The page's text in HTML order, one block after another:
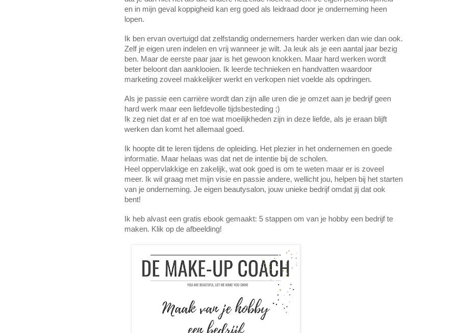
en in mijn geval koppigheid kan erg goed als leidraad door je onderneming heen
lopen.
Ik ben ervan overtuigd dat zelfstandig ondernemers harder werken dan wie dan ook.
Zelf je eigen uren indelen en vrij wanneer je wilt. Ja leuk als je een aantal jaar bezig
ben. Maar de eerste paar jaar is het gewoon knokken. Maar hard werken wordt
beter beloont dan aanklooien. Ik leerde technieken en handvatten waardoor
marketing zoveel makkelijker werkt en verkopen niet voelde als opdringen.
Als je passie een carrière wordt dan zijn alle uren die je omzet aan je bedrijf geen
hard werk maar een liefdevolle tijdsbesteding ;)
Ik zeg niet dat er af en toe wat moeilijkheden zijn in deze liefde, als je eraan blijft
werken dan komt het allemaal goed.
Ik hoopte dit te leren tijdens de opleiding. Het plezier in het ondernemen en goede
informatie. Maar helaas was dat net de intentie bij de scholen.
Heel oppervlakkige en zakelijk, wat ook goed is om te weten maar er is zoveel
meer. Ik wil graag met mijn visie en passie andere, wellicht jou, helpen bij het starten
van je onderneming. Je eigen beautysalon, jouw unieke bedrijf omdat jij dat ook
bent!
Ik heb alvast een gratis ebook gemaakt: 5 stappen om van je hobby een bedrijf te
maken. Klik op de afbeelding!